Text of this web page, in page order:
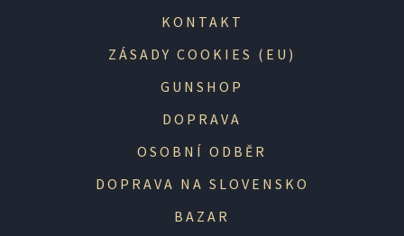
KONTAKT
ZÁSADY COOKIES (EU)
GUNSHOP
DOPRAVA
OSOBNÍ ODBĚR
DOPRAVA NA SLOVENSKO
BAZAR